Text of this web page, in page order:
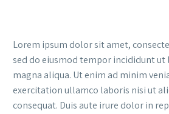
Lorem ipsum dolor sit amet,
sed do eiusmod tempor incididunt
magna aliqua. Ut enim ad minim
exercitation ullamco laboris nisi ut
consequat. Duis aute irure dolor in